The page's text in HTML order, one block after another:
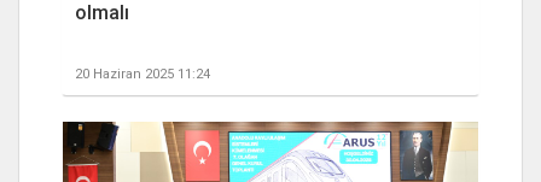
olmalı
20 Haziran 2025 11:24